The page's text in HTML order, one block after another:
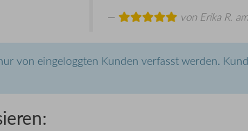
von Erika R.
von eingeloggten Kunden verfasst werden.